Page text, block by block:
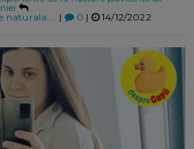
naturala:... | 0 | 14/12/2022